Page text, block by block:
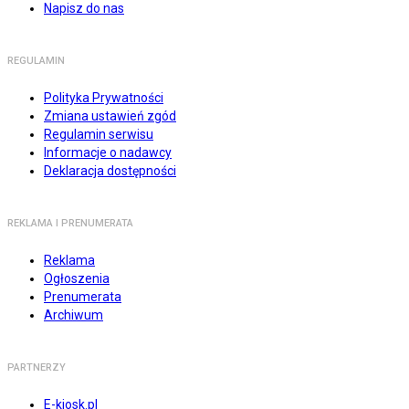
Napisz do nas
REGULAMIN
Polityka Prywatności
Zmiana ustawień zgód
Regulamin serwisu
Informacje o nadawcy
Deklaracja dostępności
REKLAMA I PRENUMERATA
Reklama
Ogłoszenia
Prenumerata
Archiwum
PARTNERZY
E-kiosk.pl